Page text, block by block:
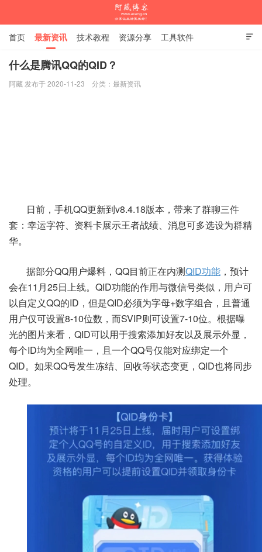

首页 最新资讯 技术教程 资源分享 工具软件
杂谈随笔
什么是腾讯QQ的QID？
阿藏 发布于 2020-11-23 分类： 最新资讯
日前，手机QQ更新到v8.4.18版本，带来了群聊三件
套：幸运字符、资料卡展示王者战绩、消息可多选设为群精
华。
据部分QQ用户爆料，QQ目前正在内测QID功能 ，预计
会在11月25日上线。QID功能的作用与微信号类似，用户可
以自定义QQ的ID，但是QID必须为字母+数字组合，且普通
用户仅可设置8-10位数，而SVIP则可设置7-10位。根据曝
光的图片来看，QID可以用于搜索添加好友以及展示外显，
每个ID均为全网唯一，且一个QQ号仅能对应绑定一个
QID。如果QQ号发生冻结、回收等状态变更，QID也将同步
处理。